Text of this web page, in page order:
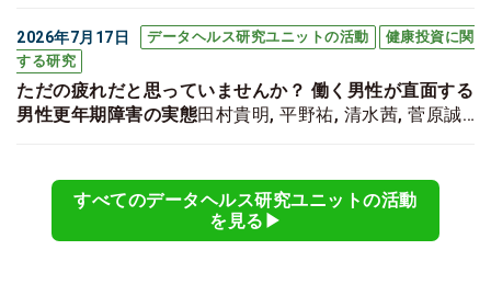
COVID-19 pandemic: financial implications for
Japanese health insurance system. Health
economics review. 2026;16(1):51.
2026年7月17日 データヘルス研究ユニットの活動
健康投資に関
する研究
ただの疲れだと思っていませんか？ 働く男性が直面する
男性更年期障害の実態田村貴明, 平野祐, 清水茜, 菅原誠
ティーイズムに関するパイロット調査. 産業衛生学雑誌.
2026;advpub:2025-026-E.
すべてのデータヘルス研究ユニットの活動
を見る▶︎